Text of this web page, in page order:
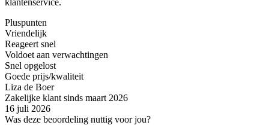
Pluspunten
Vriendelijk
Reageert snel
Voldoet aan verwachtingen
Snel opgelost
Goede prijs/kwaliteit
Liza de Boer
Zakelijke klant sinds maart 2026
16 juli 2026
Was deze beoordeling nuttig voor jou?